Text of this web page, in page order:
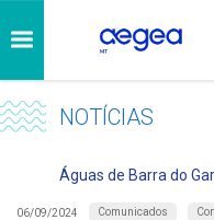
NOTÍCIAS
Águas de Barra do
06/09/2024 Comunicados